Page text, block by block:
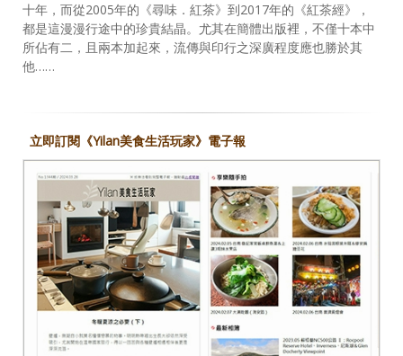
十年，而從2005年的《尋味．紅茶》到2017年的《紅茶經》，
都是這漫漫行途中的珍貴結晶。尤其在簡體出版裡，不僅十本中
所佔有二，且兩本加起來，流傳與印行之深廣程度應也勝於其
他……
立即訂閱《Yilan美食生活玩家》電子報